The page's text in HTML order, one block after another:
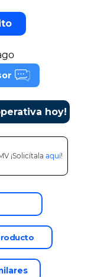
hoy!
¡Solicítala aquí!